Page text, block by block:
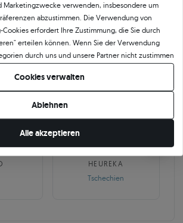
5★-Bewertungen in ganz
Europa
BEWERTUNGEN UNSERER KUNDEN
252
HEUREKA
Tschechien
Marketingzwecke verwenden, insbesondere um
abzustimmen. Die Verwendung von
erfordert Ihre Zustimmung, die Sie durch
erteilen können. Wenn Sie der Verwendung
durch uns und unsere Partner nicht zustimmen
Sie mich wählen" und bestimmen Sie Ihre
Ihre Zustimmung jederzeit widerrufen, indem Sie
ändern.
Cookies verwalten
Ablehnen
Alle akzeptieren